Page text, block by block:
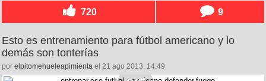
720 9
Esto es entrenamiento para fútbol americano y lo
demás son tonterías
por elpitomehueleapimienta el 21 ago 2013, 14:49